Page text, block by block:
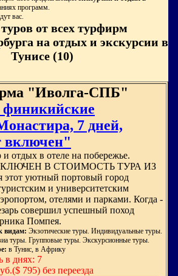
программ.
вас.
от всех турфирм
на отдых и экскурсии в
Тунисе (10)
"Иволга-СПБ"
7 дней,
включен"
отдых в отеле на побережье.
В СТОИМОСТЬ ТУРА ИЗ
уютный портовый город
и университетским
отелями и парками. Когда -
совершил успешный поход
Помпея.
видам: Экзотические туры. Индивидуальные туры.
туры. Групповые туры. Экскурсионные туры.
в Тунис, в Африку
в днях: 7
795) без переезда